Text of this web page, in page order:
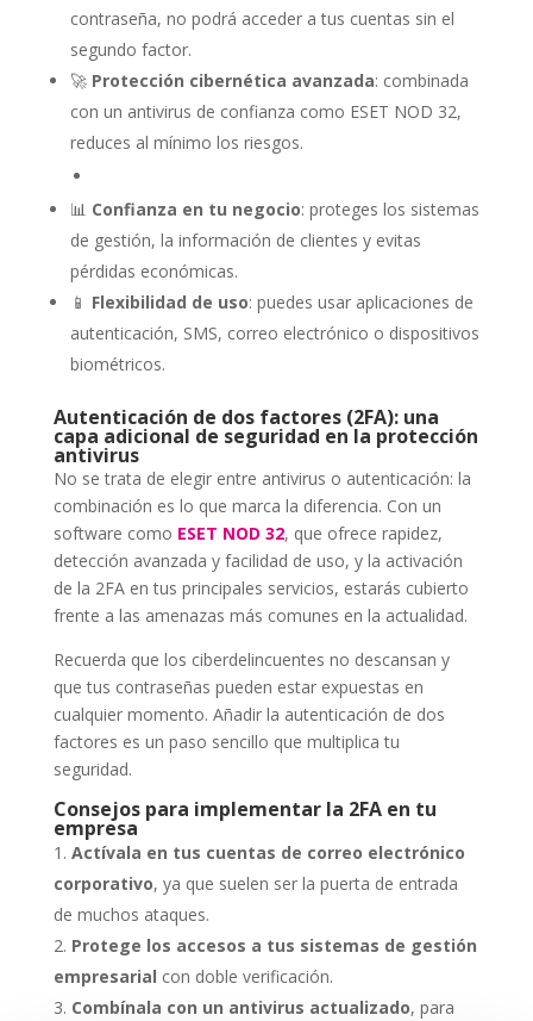
contraseña, no podrá acceder a tus cuentas sin el
segundo factor.
🚀 Protección cibernética avanzada: combinada
con un antivirus de confianza como ESET NOD 32,
reduces al mínimo los riesgos.
📊 Confianza en tu negocio: proteges los sistemas
de gestión, la información de clientes y evitas
pérdidas económicas.
📱 Flexibilidad de uso: puedes usar aplicaciones de
autenticación, SMS, correo electrónico o dispositivos
biométricos.
Autenticación de dos factores (2FA): una
capa adicional de seguridad en la protección
antivirus
No se trata de elegir entre antivirus o autenticación: la
combinación es lo que marca la diferencia. Con un
software como ESET NOD 32, que ofrece rapidez,
detección avanzada y facilidad de uso, y la activación
de la 2FA en tus principales servicios, estarás cubierto
frente a las amenazas más comunes en la actualidad.
Recuerda que los ciberdelincuentes no descansan y
que tus contraseñas pueden estar expuestas en
cualquier momento. Añadir la autenticación de dos
factores es un paso sencillo que multiplica tu
seguridad.
Consejos para implementar la 2FA en tu
empresa
Actívala en tus cuentas de correo electrónico
corporativo, ya que suelen ser la puerta de entrada
de muchos ataques.
Protege los accesos a tus sistemas de gestión
empresarial con doble verificación.
Combínala con un antivirus actualizado, para